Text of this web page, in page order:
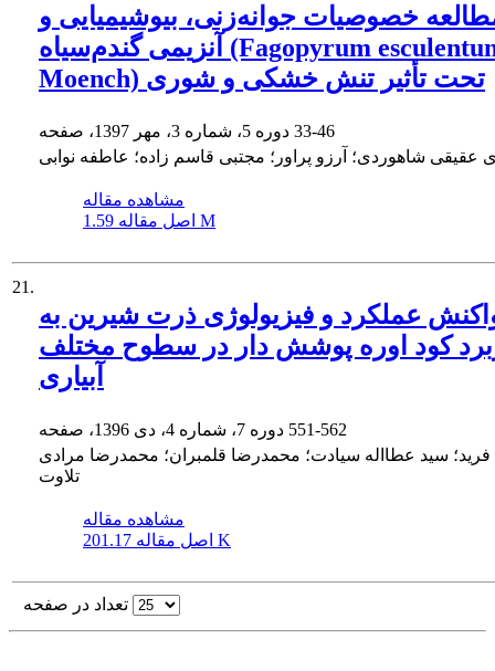
خصوصیات جوانه‌زنی، بیوشیمیایی و
آنزیمی گندم‌سیاه (Fagopyrum esculentum
Moench) تحت تأثیر تنش خشکی و شوری
33-46
عقیقی شاهوردی؛ آرزو پراور؛ مجتبی قاسم زاده؛ عاطفه نوابی
مشاهده مقاله
اصل مقاله 1.59 M
21.
عملکرد و فیزیولوژی ذرت شیرین به
کود اوره پوشش دار در سطوح مختلف
آبیاری
551-562
سید عطااله سیادت؛ محمدرضا قلمبران؛ محمدرضا مرادی
تلاوت
مشاهده مقاله
اصل مقاله 201.17 K
تعداد در صفحه